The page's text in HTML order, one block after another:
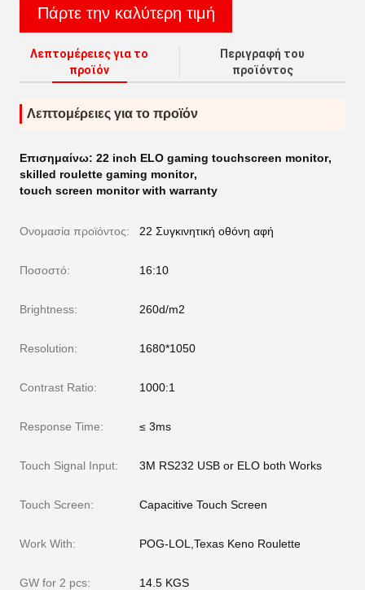
Πάρτε την καλύτερη τιμή
Λεπτομέρειες για το
προϊόν
Περιγραφή του
προϊόντος
Λεπτομέρειες για το προϊόν
Επισημαίνω: 22 inch ELO gaming touchscreen monitor,
skilled roulette gaming monitor,
touch screen monitor with warranty
Ονομασία προϊόντος: 22 Συγκινητική οθόνη αφή
Ποσοστό: 16:10
Brightness: 260d/m2
Resolution: 1680*1050
Contrast Ratio: 1000:1
Response Time: ≤ 3ms
Touch Signal Input: 3M RS232 USB or ELO both Works
Touch Screen: Capacitive Touch Screen
Work With: POG-LOL,Texas Keno Roulette
GW for 2 pcs: 14.5 KGS